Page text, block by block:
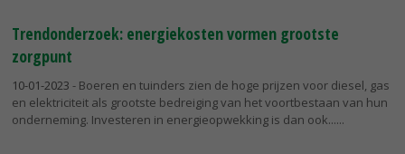
Trendonderzoek: energiekosten vormen grootste
zorgpunt
10-01-2023 - Boeren en tuinders zien de hoge prijzen voor diesel, gas
en elektriciteit als grootste bedreiging van het voortbestaan van hun
onderneming. Investeren in energieopwekking is dan ook...